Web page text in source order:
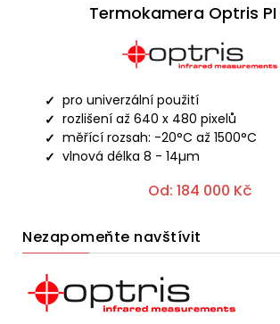
Termokamera Optris
pro univerzální použití
rozlišení až 640 x 480 pixelů
měřící rozsah: -20°C až 1500°C
vlnová délka 8 - 14µm
Od: 184 000 Kč
Nezapomeňte navštívit